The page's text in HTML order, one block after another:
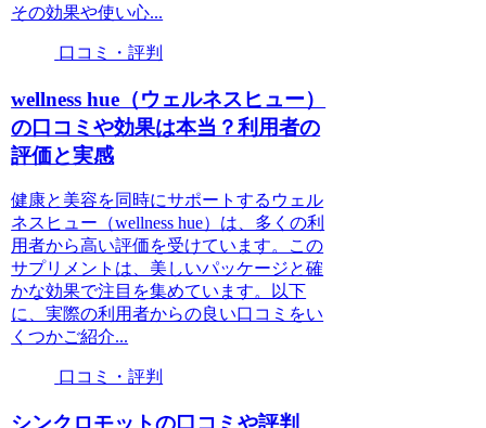
その効果や使い心...
口コミ・評判
wellness hue（ウェルネスヒュー）
の口コミや効果は本当？利用者の
評価と実感
健康と美容を同時にサポートするウェル
ネスヒュー（wellness hue）は、多くの利
用者から高い評価を受けています。この
サプリメントは、美しいパッケージと確
かな効果で注目を集めています。以下
に、実際の利用者からの良い口コミをい
くつかご紹介...
口コミ・評判
シンクロモットの口コミや評判